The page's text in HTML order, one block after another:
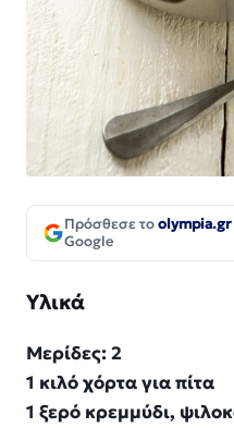
Πρόσθεσε τοolympia.gr
Google
Υλικά
Μερίδες: 2
1 κιλό χόρτα για πίτα
1 ξερό κρεμμύδι,